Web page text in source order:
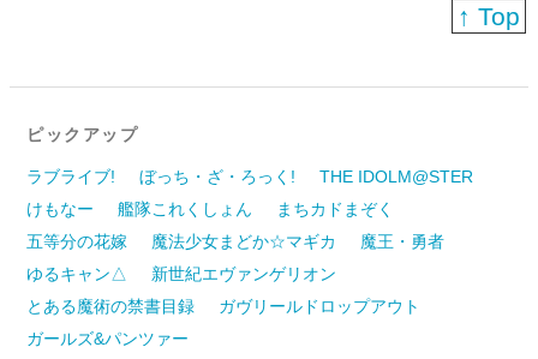
↑ Top
ピックアップ
ラブライブ! ぼっち・ざ・ろっく!
THE IDOLM@STER
けもなー
艦隊これくしょん
まちカドまぞく
五等分の花嫁
魔法少女まどか☆マギカ
魔王・勇者
ゆるキャン△
新世紀エヴァンゲリオン
とある魔術の禁書目録
ガヴリールドロップアウト
ガールズ&パンツァー